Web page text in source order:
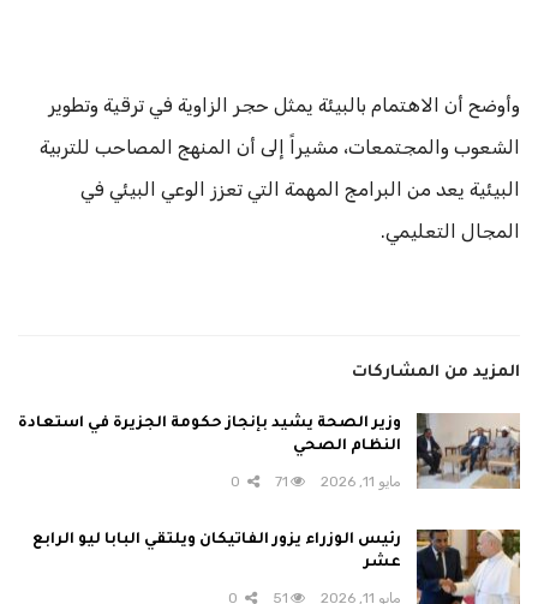
وأوضح أن الاهتمام بالبيئة يمثل حجر الزاوية في ترقية وتطوير
الشعوب والمجتمعات، مشيراً إلى أن المنهج المصاحب للتربية
البيئية يعد من البرامج المهمة التي تعزز الوعي البيئي في
المجال التعليمي.
المزيد من المشاركات
وزير الصحة يشيد بإنجاز حكومة الجزيرة في استعادة
النظام الصحي
مايو 11, 2026 71
رئيس الوزراء يزور الفاتيكان ويلتقي البابا ليو الرابع
عشر
مايو 11, 2026 51